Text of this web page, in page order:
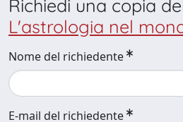
Richiedi una copia
L'astrologia nel
Nome del richiedente
E-mail del richiedente